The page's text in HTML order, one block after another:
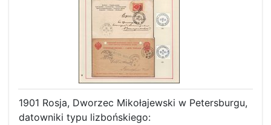
1901 Rosja, Dworzec Mikołajewski w Petersburgu,
datowniki typu lizbońskiego: